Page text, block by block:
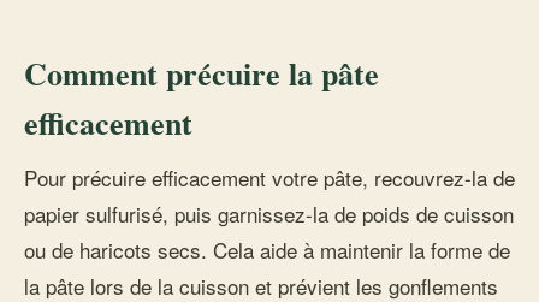
Comment précuire la pâte
efficacement
Pour précuire efficacement votre pâte, recouvrez-la de
papier sulfurisé, puis garnissez-la de poids de cuisson
ou de haricots secs. Cela aide à maintenir la forme de
la pâte lors de la cuisson et prévient les gonflements